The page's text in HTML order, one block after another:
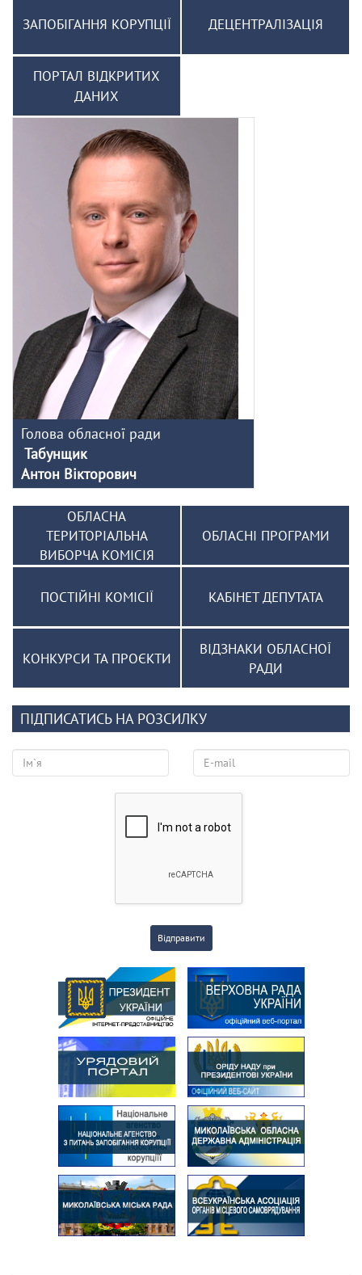
ЗАПОБІГАННЯ КОРУПЦІЇ ДЕЦЕНТРАЛІЗАЦІЯ
ПОРТАЛ ВІДКРИТИХ
ДАНИХ
Голова обласної ради
Табунщик
Антон Вікторович
ОБЛАСНА
ТЕРИТОРІАЛЬНА
ВИБОРЧА КОМІСІЯ
ОБЛАСНІ ПРОГРАМИ
ПОСТІЙНІ КОМІСІЇ КАБІНЕТ ДЕПУТАТА
КОНКУРСИ ТА ПРОЄКТИ
ВІДЗНАКИ ОБЛАСНОЇ
РАДИ
ПІДПИСАТИСЬ НА РОЗСИЛКУ
Відправити